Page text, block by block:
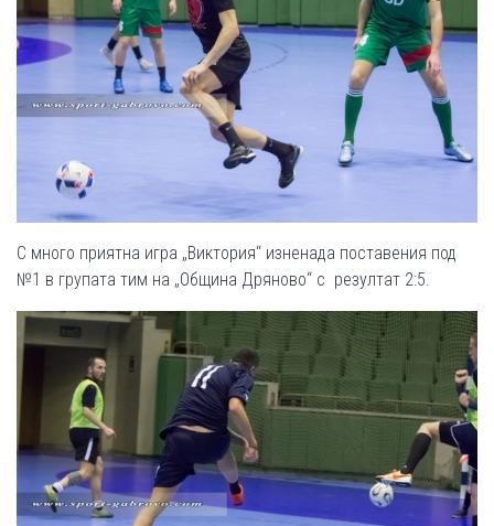
С много приятна игра „Виктория“ изненада поставения под
№1 в групата тим на „Община Дряново“ с резултат 2:5.